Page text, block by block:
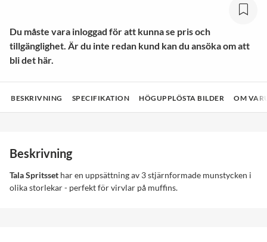
Du måste vara inloggad för att kunna se pris och
tillgänglighet. Är du inte redan kund kan du ansöka om att
bli det här.
BESKRIVNING SPECIFIKATION HÖGUPPLÖSTA BILDER OM
Beskrivning
Tala Spritsset har en uppsättning av 3 stjärnformade munstycken i
olika storlekar - perfekt för virvlar på muffins.